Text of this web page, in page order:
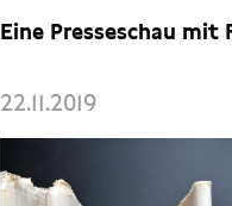
Eine Presseschau mit
22.11.2019